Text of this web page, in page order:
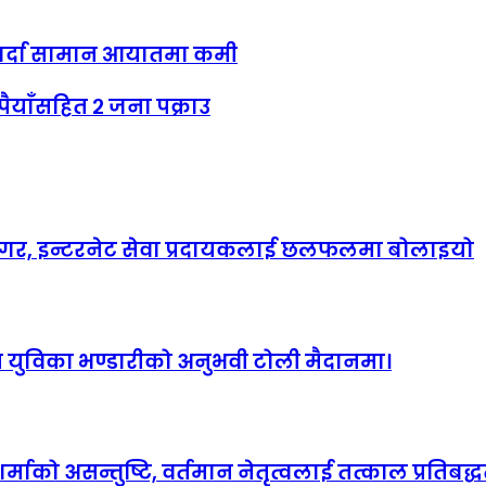
सामान आयातमा कमी
२ जना पक्राउ
इन्टरनेट सेवा प्रदायकलाई छलफलमा बोलाइयो
युविका भण्डारीको अनुभवी टोली मैदानमा।
असन्तुष्टि, वर्तमान नेतृत्वलाई तत्काल